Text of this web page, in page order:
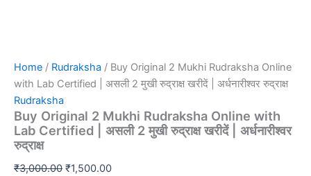
Home / Rudraksha / Buy Original 2 Mukhi Rudraksha Online
with Lab Certified | असली 2 मुखी रुद्राक्ष खरीदें | अर्धनारीश्वर रुद्राक्ष
Rudraksha
Buy Original 2 Mukhi Rudraksha Online with
Lab Certified | असली 2 मुखी रुद्राक्ष खरीदें | अर्धनारीश्वर
रुद्राक्ष
₹3,000.00 ₹1,500.00